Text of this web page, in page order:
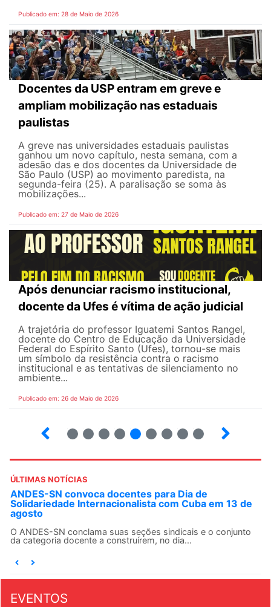
Publicado em: 28 de Maio de 2026
Docentes da USP entram em greve e
ampliam mobilização nas estaduais
paulistas
A greve nas universidades estaduais paulistas
ganhou um novo capítulo, nesta semana, com a
adesão das e dos docentes da Universidade de
São Paulo (USP) ao movimento paredista, na
segunda-feira (25). A paralisação se soma às
mobilizações...
Publicado em: 27 de Maio de 2026
Após denunciar racismo institucional,
docente da Ufes é vítima de ação judicial
A trajetória do professor Iguatemi Santos Rangel,
docente do Centro de Educação da Universidade
Federal do Espírito Santo (Ufes), tornou-se mais
um símbolo da resistência contra o racismo
institucional e as tentativas de silenciamento no
ambiente...
Publicado em: 26 de Maio de 2026
ÚLTIMAS NOTÍCIAS
ANDES-SN convoca docentes para Dia de
Solidariedade Internacionalista com Cuba em 13 de
agosto
O ANDES-SN conclama suas seções sindicais e o conjunto
da categoria docente a construírem, no dia...
EVENTOS